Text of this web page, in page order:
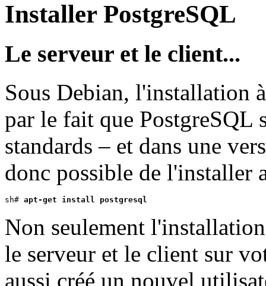
Installer PostgreSQL
Le serveur et le client...
Sous Debian, l'installation
par le fait que PostgreSQL
standards – et dans une
donc possible de l'installer
sh# apt-get install postgresql
Non seulement
le serveur et le client sur
aussi créé un nouvel